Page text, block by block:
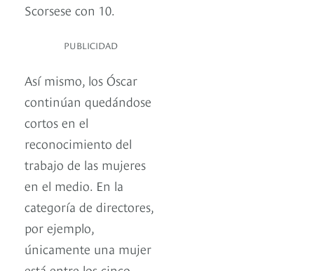
Scorsese con 10.
PUBLICIDAD
Así mismo, los Óscar
continúan quedándose
cortos en el
reconocimiento del
trabajo de las mujeres
en el medio. En la
categoría de directores,
por ejemplo,
únicamente una mujer